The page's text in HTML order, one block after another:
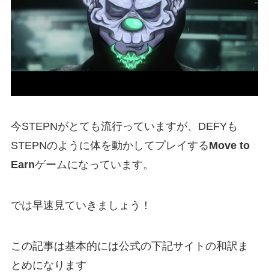
今STEPNがとても流行っていますが、DEFYも
STEPNのように体を動かしてプレイするMove to
Earnゲームになっています。
では早速見ていきましょう！
この記事は基本的には公式の下記サイトの和訳ま
とめになります